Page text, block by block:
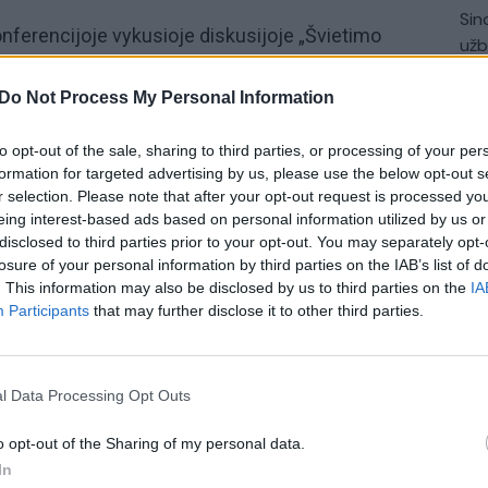
Do Not Process My Personal Information
opt-out of the sale, sharing to third parties, or processing of your
for targeted advertising by us, please use the below opt-out
selection. Please note that after your opt-out request is processed
interest-based ads based on personal information utilized by us
to third parties prior to your opt-out. You may separately
of your personal information by third parties on the IAB’s list of
This information may also be disclosed by us to third parties on the
Participants that may further disclose it to other third parties.
Data Processing Opt Outs
opt-out of the Sharing of my personal data.
vykusioje diskusijoje „Švietimo
į XXI a. Kokios kompetencijos bus svarbios už
ugdymo ir edukacinių projektų
savivaldybės tarybos narė
ir plėtros skyriaus vedėja Snieguolė
komiteto narys Liutauras Kazlavickas,
Jonas Petkevičius. Moderatorė: KTU
Kartanaitė.
(VDU) Ieva Dirmaitė
Švietimo kodas